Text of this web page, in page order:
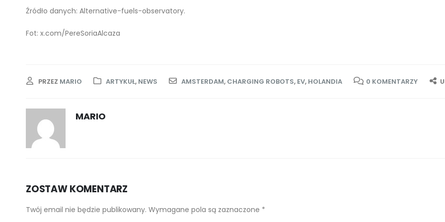
Źródło danych: Alternative-fuels-observatory.
Fot: x.com/PereSoriaAlcaza
PRZEZ MARIO ARTYKUŁ, NEWS AMSTERDAM, CHARGING ROBOTS, EV, HOLANDIA 0 KOMENTARZY
MARIO
ZOSTAW KOMENTARZ
Twój email nie będzie publikowany. Wymagane pola są zaznaczone *